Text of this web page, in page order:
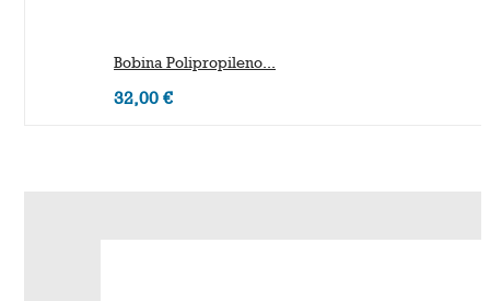
Bobina Polipropileno...
32,00 €